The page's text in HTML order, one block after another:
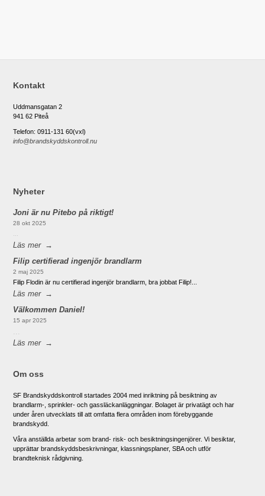
Kontakt
Uddmansgatan 2
941 62 Piteå
Telefon: 0911-131 60(vxl)
info@brandskyddskontroll.nu
Nyheter
Joni är nu Pitebo på riktigt!
28 okt 2025
Läs mer
Filip certifierad ingenjör brandlarm
2 maj 2025
Filip Flodin är nu certifierad ingenjör brandlarm, bra jobbat Filip!...
Läs mer
Välkommen Daniel!
15 apr 2025
...
Läs mer
Om oss
SF Brandskyddskontroll startades 2004 med inriktning på besiktning av
brandlarm-, sprinkler- och gassläckanläggningar. Bolaget är privatägt och har
under åren utvecklats till att omfatta flera områden inom förebyggande
brandskydd.
Våra anställda arbetar som brand- risk- och besiktningsingenjörer. Vi besiktar,
upprättar brandskyddsbeskrivningar, klassningsplaner, SBA och utför
brandteknisk rådgivning.